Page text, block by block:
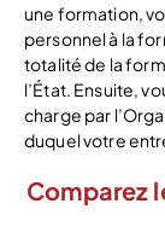
une formation,
personnel à la
totalité de la
l’État. Ensuite,
charge par
duquel votre
Comparez